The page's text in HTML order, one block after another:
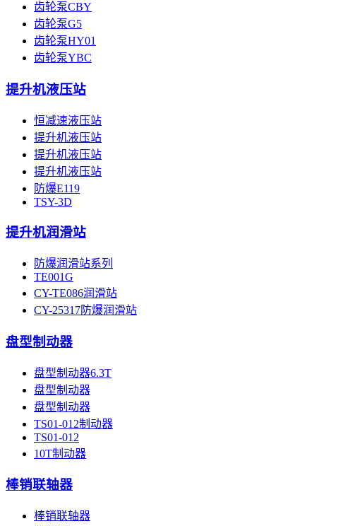
齿轮泵CBY
齿轮泵G5
齿轮泵HY01
齿轮泵YBC
提升机液压站
恒减速液压站
提升机液压站
提升机液压站
提升机液压站
防爆E119
TSY-3D
提升机润滑站
防爆润滑站系列
TE001G
CY-TE086润滑站
CY-25317防爆润滑站
盘型制动器
盘型制动器6.3T
盘型制动器
盘型制动器
TS01-012制动器
TS01-012
10T制动器
棒销联轴器
棒销联轴器